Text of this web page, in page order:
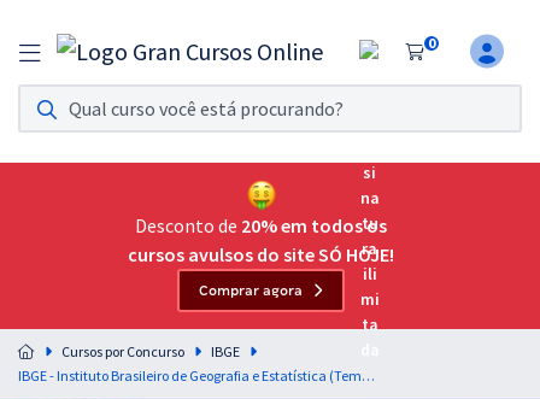
0
Assinatura Ilimitada 11
Acesso a todos os cursos. Teste grátis por 7 dias!
Assinatura OAB Até Passar
Acesso ilimitado a toda preparação para o Exame da
Residências Multiprofissionais
Preparação completa e intensiva para as principais
residências em saúde do Brasil
Desconto de 20% em todos os
cursos avulsos do site SÓ HOJE!
Comprar agora
Cursos por Concurso
IBGE
IBGE - Instituto Brasileiro de Geografia e Estatística (Temporário) - Língua Portuguesa para Agente Censitário Supervisor (ACS) - Professores: Elias Santana, Vânia Araújo e Tereza - Pós-edital